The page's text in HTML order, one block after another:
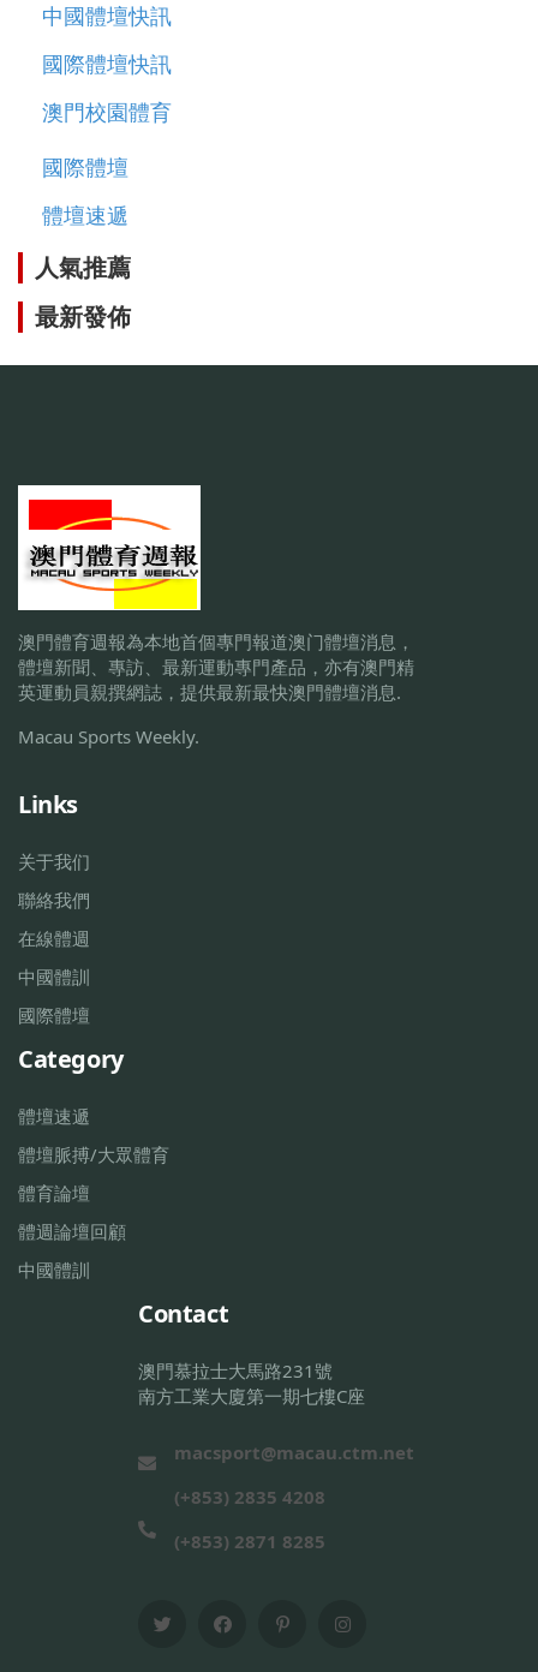
中國體壇快訊
國際體壇快訊
澳門校園體育
國際體壇
體壇速遞
人氣推薦
最新發佈
澳門體育週報為本地首個專門報道澳门體壇消息，
體壇新聞、專訪、最新運動專門產品，亦有澳門精
英運動員親撰網誌，提供最新最快澳門體壇消息.
Macau Sports Weekly.
Links
关于我们
聯絡我們
在線體週
中國體訓
國際體壇
Category
體壇速遞
體壇脈搏/大眾體育
體育論壇
體週論壇回顧
中國體訓
Contact
澳門慕拉士大馬路231號
南方工業大廈第一期七樓C座
macsport@macau.ctm.net
(+853) 2835 4208
(+853) 2871 8285